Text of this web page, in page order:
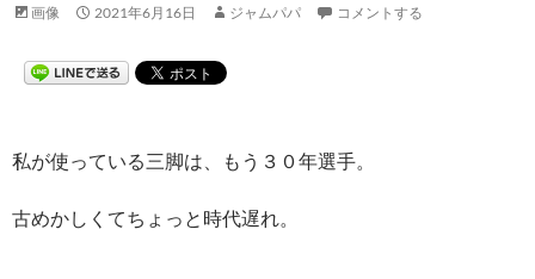
画像 2021年6月16日 ジャムパパ コメントする
私が使っている三脚は、もう３０年選手。
古めかしくてちょっと時代遅れ。